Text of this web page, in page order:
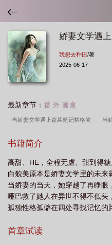
娇妻文学遇
我想去种田/著
2025-06-17
最新章节： 番 外 盲盒
当娇妻文学遇上盗墓笔记格格党 当
盗墓笔记晋江
娇妻与盗墓笔记全文阅读 当娇妻文
墓笔记笔趣阁 当娇妻文学遇上盗墓
纪初桃 当娇妻绿茶零起 当娇妻文
笔记 我想去种田 当娇妻文学遇上盗
书籍简介
高甜、HE，全程无虐、甜到得
白貌美原本是娇妻文学里的未
当娇妻的当天，她穿越了再睁
哑巴救了她人在异世不得不低
孤独性格孤僻在四处寻找记忆
想到被这样缠上无论山遥路远前
首章试读